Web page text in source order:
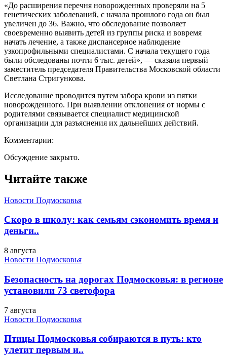
«До расширения перечня новорожденных проверяли на 5
генетических заболеваний, с начала прошлого года он был
увеличен до 36. Важно, что обследование позволяет
своевременно выявить детей из группы риска и вовремя
начать лечение, а также диспансерное наблюдение
узкопрофильными специалистами. С начала текущего года
были обследованы почти 6 тыс. детей», — сказала первый
заместитель председателя Правительства Московской области
Светлана Стригункова.
Исследование проводится путем забора крови из пятки
новорожденного. При выявлении отклонения от нормы с
родителями связывается специалист медицинской
организации для разъяснения их дальнейших действий.
Комментарии:
Обсуждение закрыто.
Читайте также
Новости Подмосковья
Скоро в школу: как семьям сэкономить время и
деньги..
8 августа
Новости Подмосковья
Безопасность на дорогах Подмосковья: в регионе
установили 73 светофора
7 августа
Новости Подмосковья
Птицы Подмосковья собираются в путь: кто
улетит первым и..